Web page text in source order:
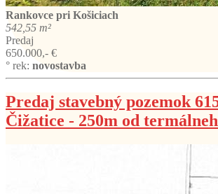
Rankovce pri Košiciach
542,55 m²
Predaj
650.000,- €
° rek: novostavba
Predaj stavebný pozemok
Čižatice - 250m od